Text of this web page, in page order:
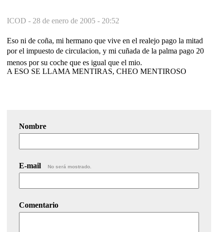
ICOD - 28 de enero de 2005 - 20:52
Eso ni de coña, mi hermano que vive en el realejo pago la mitad
por el impuesto de circulacion, y mi cuñada de la palma pago 20 
menos por su coche que es igual que el mio.
A ESO SE LLAMA MENTIRAS, CHEO MENTIROSO
Nombre
E-mail No será mostrado.
Comentario